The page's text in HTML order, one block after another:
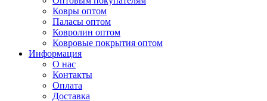
Ковры оптом
Паласы оптом
Ковролин оптом
Ковровые покрытия оптом
Информация
О нас
Контакты
Оплата
Доставка